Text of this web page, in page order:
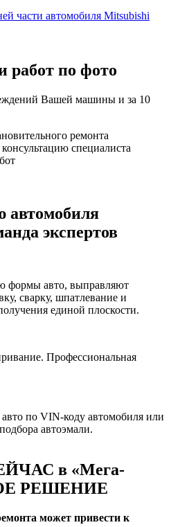
работ по фото
Вашей машины и за 10
ремонта
специалиста
автомобиля
экспертов
формы авто, выправляют
сварку, шпатлевание и
единой плоскости.
Профессиональная
по VIN-коду автомобиля или
автоэмали.
в «Мега-
РЕШЕНИЕ
может привести к